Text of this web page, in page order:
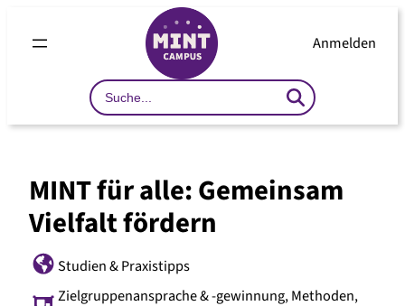
Anmelden
Search
…
MINT für alle: Gemeinsam
Vielfalt fördern
Studien & Praxistipps
Zielgruppenansprache & -gewinnung,Methoden,